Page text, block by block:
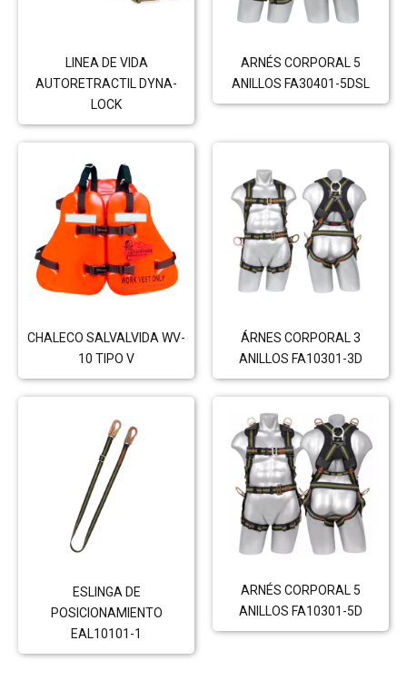
LINEA DE VIDA
AUTORETRACTIL DYNA-
LOCK
ARNÉS CORPORAL 5
ANILLOS FA30401-5DSL
CHALECO SALVALVIDA WV-
10 TIPO V
ÁRNES CORPORAL 3
ANILLOS FA10301-3D
ESLINGA DE
POSICIONAMIENTO
EAL10101-1
ARNÉS CORPORAL 5
ANILLOS FA10301-5D